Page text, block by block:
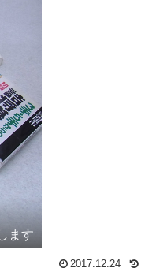
ます
2017.12.24